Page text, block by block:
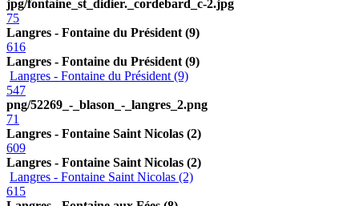
jpg/fontaine_st_didier._cordebard_c-2.jpg
75
Langres - Fontaine du Président (9)
616
Langres - Fontaine du Président (9)
Langres - Fontaine du Président (9)
547
png/52269_-_blason_-_langres_2.png
71
Langres - Fontaine Saint Nicolas (2)
609
Langres - Fontaine Saint Nicolas (2)
Langres - Fontaine Saint Nicolas (2)
615